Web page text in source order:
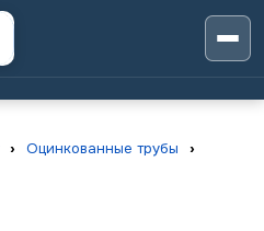
› Оцинкованные трубы
›